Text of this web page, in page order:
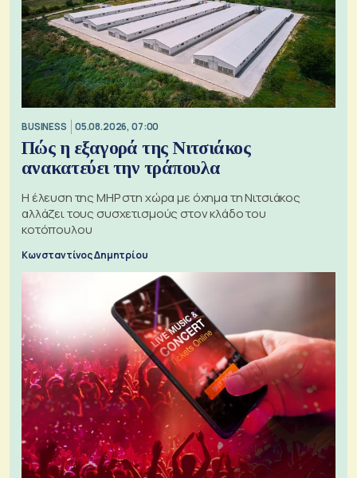
BUSINESS 05.08.2026, 07:00
Πώς η εξαγορά της Νιτσιάκος
ανακατεύει την τράπουλα
H έλευση της MHP στη χώρα με όχημα τη Νιτσιάκος
αλλάζει τους συσχετισμούς στον κλάδο του
κοτόπουλου
Κωνσταντίνος Δημητρίου